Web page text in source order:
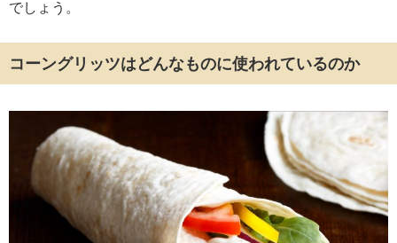
でしょう。
コーングリッツはどんなものに使われているのか